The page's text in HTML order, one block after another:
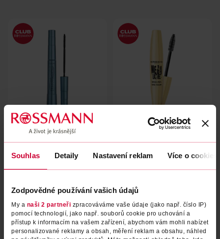
Souhlas Detaily Nastavení reklam Více o cookies
Zodpovědné používání vašich údajů
My a naši 2 partneři zpracováváme vaše údaje (jako např. číslo IP)
pomocí technologií, jako např. souborů cookie pro uchování a
přístup k informacím na vašem zařízení, abychom vám mohli nabízet
personalizované reklamy a obsah, měření reklam a obsahu, náhled
Řasenka Telescopic
8 ml
CLUB cena
Řasenka Mega Lashes Super
Dermacol 1 ks
CLUB cena